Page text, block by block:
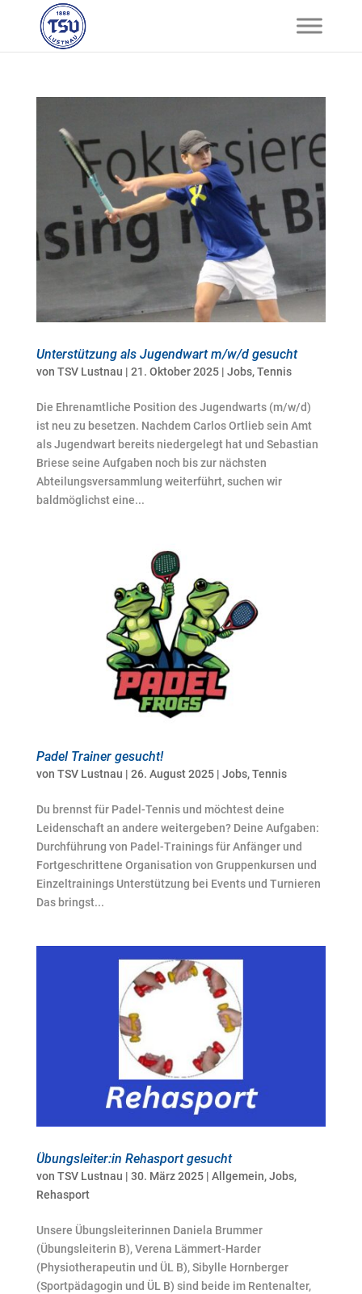
Unterstützung als Jugendwart m/w/d gesucht
von TSV Lustnau | 21. Oktober 2025| Jobs,Tennis
Die Ehrenamtliche Position des Jugendwarts (m/w/d)
ist neu zu besetzen. Nachdem Carlos Ortlieb sein Amt
als Jugendwart bereits niedergelegt hat und Sebastian
Briese seine Aufgaben noch bis zur nächsten
Abteilungsversammlung weiterführt, suchen wir
baldmöglichst eine...
Padel Trainer gesucht!
von TSV Lustnau | 26. August 2025| Jobs,Tennis
Du brennst für Padel-Tennis und möchtest deine
Leidenschaft an andere weitergeben? Deine Aufgaben:
Durchführung von Padel-Trainings für Anfänger und
Fortgeschrittene Organisation von Gruppenkursen und
Einzeltrainings Unterstützung bei Events und Turnieren
Das bringst...
Übungsleiter:in Rehasport gesucht
von TSV Lustnau | 30. März 2025| Allgemein,Jobs,
Rehasport
Unsere Übungsleiterinnen Daniela Brummer
(Übungsleiterin B), Verena Lämmert-Harder
(Physiotherapeutin und ÜL B), Sibylle Hornberger
(Sportpädagogin und ÜL B) sind beide im Rentenalter,